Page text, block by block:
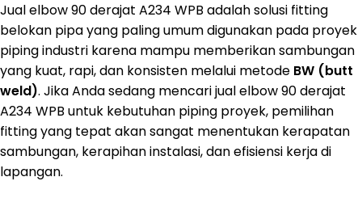
Jual elbow 90 derajat A234 WPB adalah solusi fitting
belokan pipa yang paling umum digunakan pada proyek
piping industri karena mampu memberikan sambungan
yang kuat, rapi, dan konsisten melalui metode BW (butt
weld). Jika Anda sedang mencari jual elbow 90 derajat
A234 WPB untuk kebutuhan piping proyek, pemilihan
fitting yang tepat akan sangat menentukan kerapatan
sambungan, kerapihan instalasi, dan efisiensi kerja di
lapangan.